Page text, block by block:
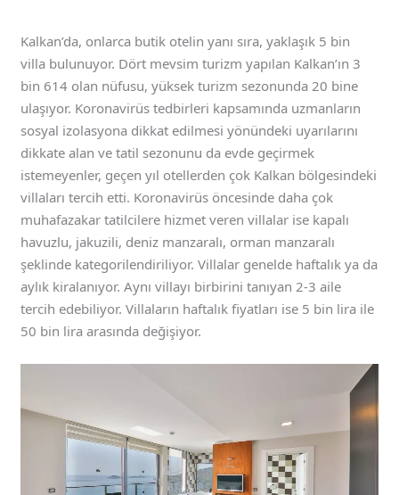
Kalkan’da, onlarca butik otelin yanı sıra, yaklaşık 5 bin
villa bulunuyor. Dört mevsim turizm yapılan Kalkan’ın 3
bin 614 olan nüfusu, yüksek turizm sezonunda 20 bine
ulaşıyor. Koronavirüs tedbirleri kapsamında uzmanların
sosyal izolasyona dikkat edilmesi yönündeki uyarılarını
dikkate alan ve tatil sezonunu da evde geçirmek
istemeyenler, geçen yıl otellerden çok Kalkan bölgesindeki
villaları tercih etti. Koronavirüs öncesinde daha çok
muhafazakar tatilcilere hizmet veren villalar ise kapalı
havuzlu, jakuzili, deniz manzaralı, orman manzaralı
şeklinde kategorilendiriliyor. Villalar genelde haftalık ya da
aylık kiralanıyor. Aynı villayı birbirini tanıyan 2-3 aile
tercih edebiliyor. Villaların haftalık fiyatları ise 5 bin lira ile
50 bin lira arasında değişiyor.